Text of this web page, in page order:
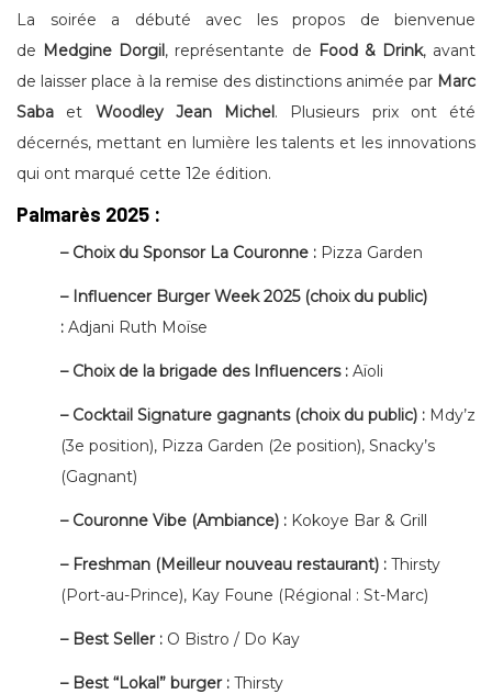
La soirée a débuté avec les propos de bienvenue
de Medgine Dorgil, représentante de Food & Drink, avant
de laisser place à la remise des distinctions animée par Marc
Saba et Woodley Jean Michel. Plusieurs prix ont été
décernés, mettant en lumière les talents et les innovations
qui ont marqué cette 12e édition.
Palmarès 2025 :
– Choix du Sponsor La Couronne : Pizza Garden
– Influencer Burger Week 2025 (choix du public)
: Adjani Ruth Moïse
– Choix de la brigade des Influencers : Aïoli
– Cocktail Signature gagnants (choix du public) : Mdy’z
(3e position), Pizza Garden (2e position), Snacky’s
(Gagnant)
– Couronne Vibe (Ambiance) : Kokoye Bar & Grill
– Freshman (Meilleur nouveau restaurant) : Thirsty
(Port-au-Prince), Kay Foune (Régional : St-Marc)
– Best Seller : O Bistro / Do Kay
– Best “Lokal” burger : Thirsty